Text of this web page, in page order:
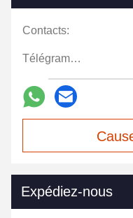
Contacts:
Télégramme:
Expédiez-nous